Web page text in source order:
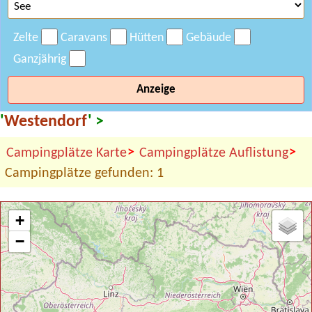
Zelte Caravans Hütten
Gebäude
Ganzjährig
Anzeige
'Westendorf' >
Campingplätze Karte> Campingplätze Auflistung>
Campingplätze gefunden: 1
+
−